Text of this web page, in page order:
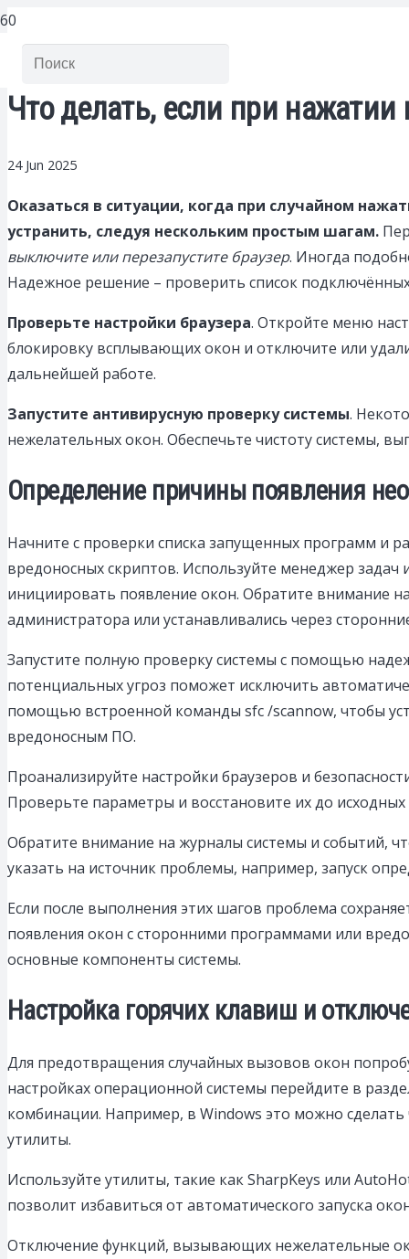
Что делать, если при
24 Jun 2025
Оказаться в ситуации, когда при случайном
устранить, следуя нескольким простым шагам.
выключите или перезапустите браузер. Иногда
Надежное решение – проверить список
Проверьте настройки браузера. Откройте меню
блокировку всплывающих окон и отключите или
дальнейшей работе.
Запустите антивирусную проверку системы.
нежелательных окон. Обеспечьте чистоту системы,
Определение причины появления
Начните с проверки списка запущенных программ и
вредоносных скриптов. Используйте менеджер
инициировать появление окон. Обратите внимание
администратора или устанавливались через
Запустите полную проверку системы с помощью
потенциальных угроз поможет исключить
помощью встроенной команды sfc /scannow, чтобы
вредоносным ПО.
Проанализируйте настройки браузеров и
Проверьте параметры и восстановите их до
Обратите внимание на журналы системы и событий,
указать на источник проблемы, например, запуск
Если после выполнения этих шагов проблема
появления окон с сторонними программами или
основные компоненты системы.
Настройка горячих клавиш и
Для предотвращения случайных вызовов окон
настройках операционной системы перейдите в
комбинации. Например, в Windows это можно
утилиты.
Используйте утилиты, такие как SharpKeys или
позволит избавиться от автоматического запуска
Отключение функций, вызывающих нежелательные